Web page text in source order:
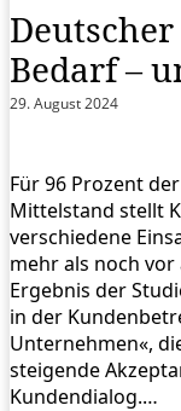
Bedarf –
29. August 2024
Für 96 Prozent
Mittelstand stellt
verschiedene
mehr als noch vor
Ergebnis der
in der
Unternehmen«,
steigende
Kundendialog.…